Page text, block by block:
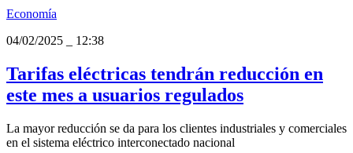
Economía
04/02/2025
12:38
Tarifas eléctricas tendrán reducción en
este mes a usuarios regulados
La mayor reducción se da para los clientes industriales y comerciales
en el sistema eléctrico interconectado nacional